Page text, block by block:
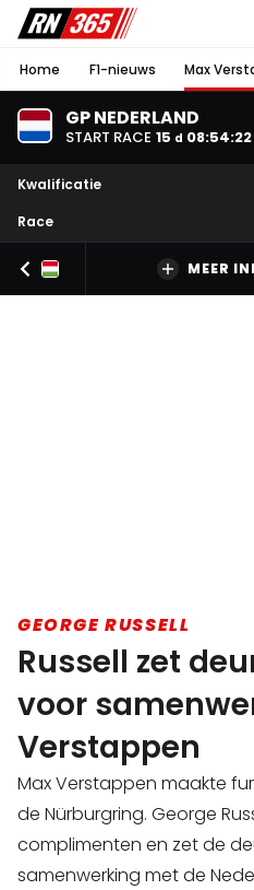
Home F1-nieuws Max
GP NEDERLAND
START RACE 15 d 08:54:22
Kwalificatie
Race
MEER
GEORGE RUSSELL
Russell zet
voor
Verstappen
Max Verstappen maakte
de Nürburgring. George
complimenten en zet de
samenwerking met de